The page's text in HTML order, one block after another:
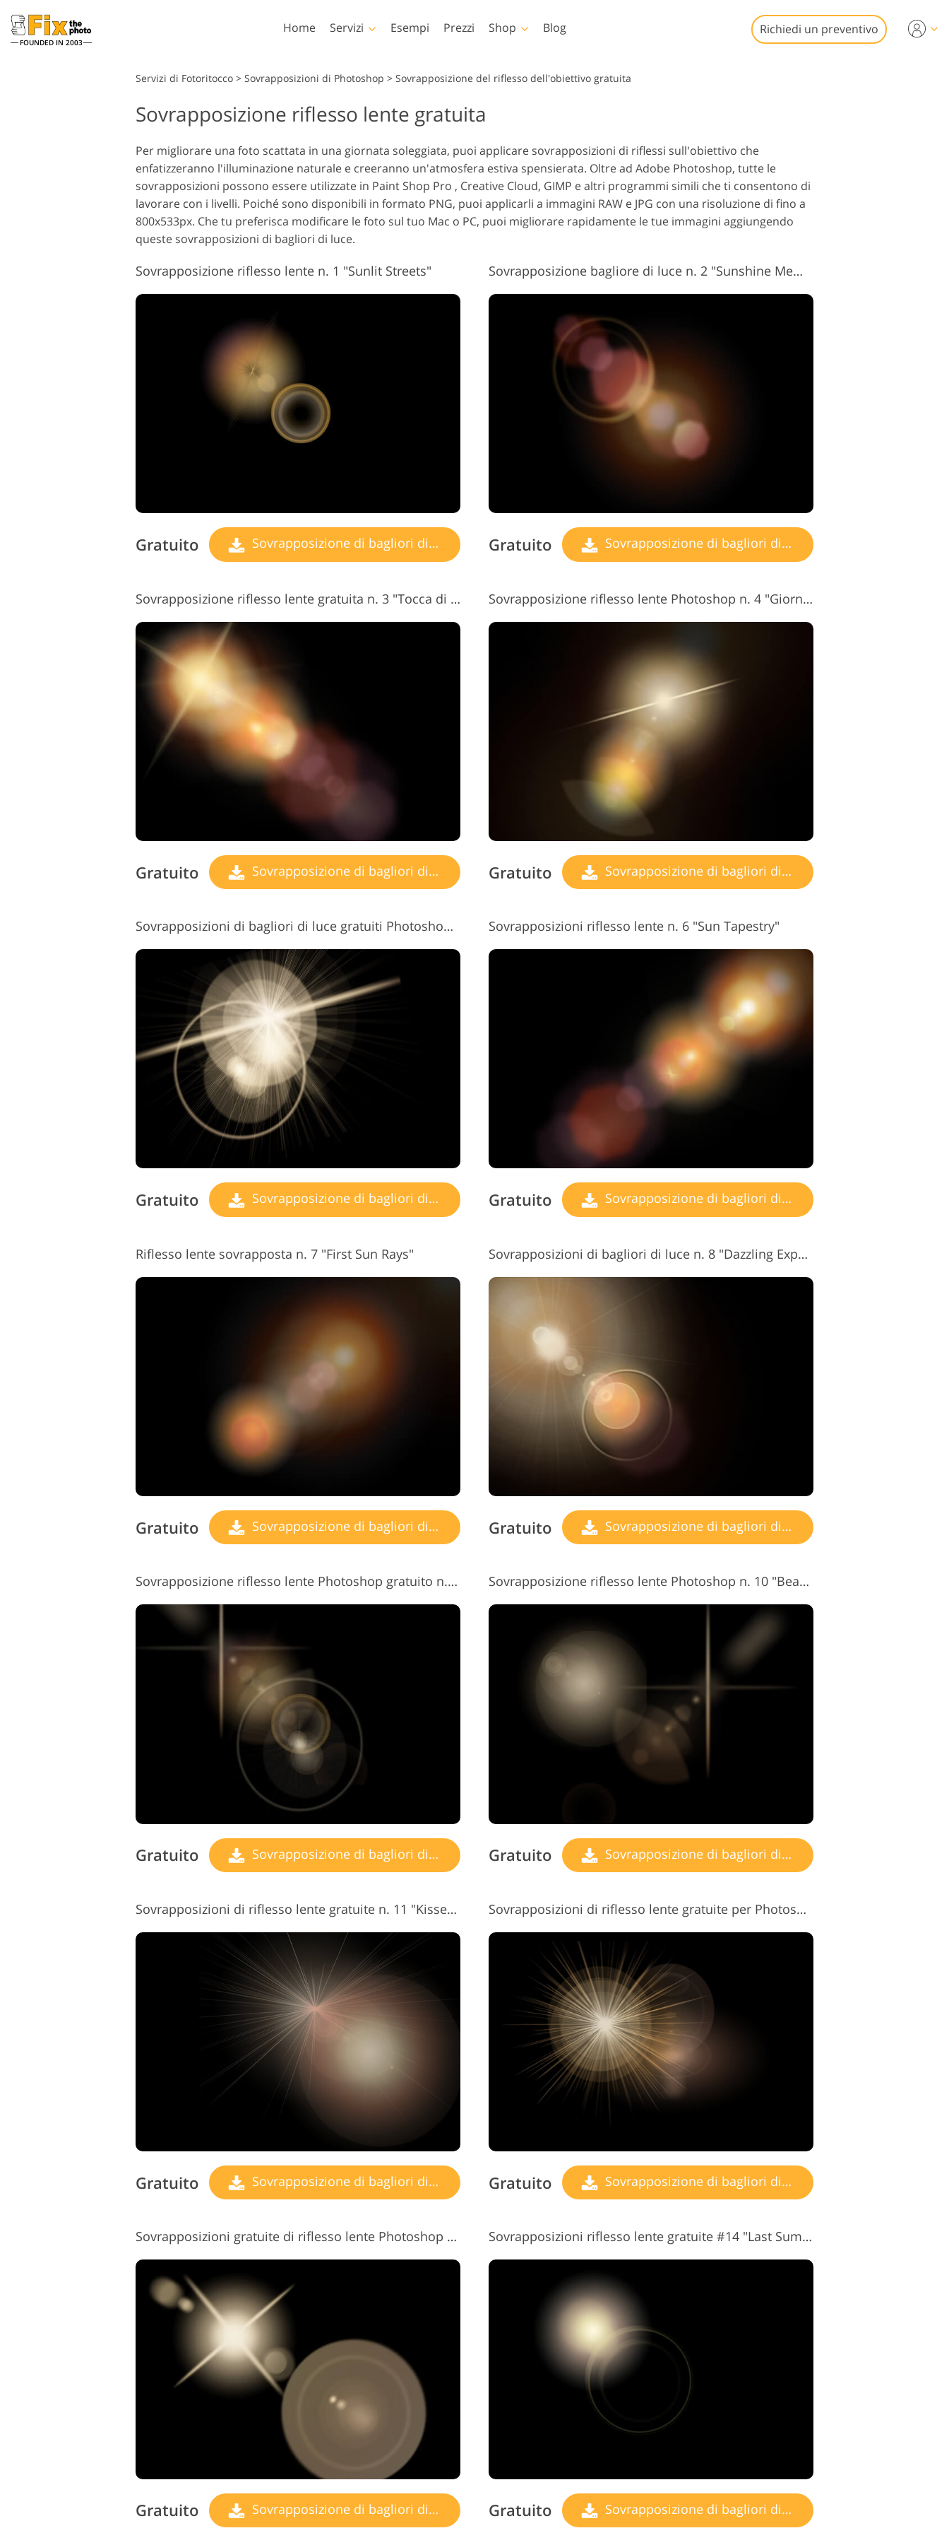
FOUNDED IN 2003
Home Servizi
bambini
immobiliare
Servizi di Fotoritocco per
Matrimoni
Modelli di abbigliamento IA
Servizi di ritocco del
prodotto
Servizi di montaggio video
Esempi Prezzi Shop
Lightroom
Lightroom Presets
Collezioni
Migliori preset di
Lightroom Deal
Collezione mobile
Photoshop
Azioni di Photoshop
Sovrapposizioni di
Photoshop
Texture di Photoshop
Ps Azioni Intere
Collezioni
Sovrapposizioni di
Templates
Modelli
Biglietti di San Valentino
Inviti di nozze
Invito di compleanno per
bambini
Video
Blog Richiedi un preventivo
Servizi di Fotoritocco > Sovrapposizioni di Photoshop > Sovrapposizione del riflesso dell'obiettivo gratuita
Sovrapposizione riflesso lente gratuita
Per migliorare una foto scattata in una giornata soleggiata, puoi applicare sovrapposizioni di riflessi sull'obiettivo che
enfatizzeranno l'illuminazione naturale e creeranno un'atmosfera estiva spensierata. Oltre ad Adobe Photoshop, tutte le
sovrapposizioni possono essere utilizzate in Paint Shop Pro , Creative Cloud, GIMP e altri programmi simili che ti consentono di
lavorare con i livelli. Poiché sono disponibili in formato PNG, puoi applicarli a immagini RAW e JPG con una risoluzione di fino a
800x533px. Che tu preferisca modificare le foto sul tuo Mac o PC, puoi migliorare rapidamente le tue immagini aggiungendo
queste sovrapposizioni di bagliori di luce.
Sovrapposizione riflesso lente n. 1 "Sunlit Streets"
Gratuito Sovrapposizione di bagliori di luce
Sovrapposizione bagliore di luce n. 2 "Sunshine Memories"
Gratuito Sovrapposizione di bagliori di luce
Sovrapposizione riflesso lente gratuita n. 3 "Tocca di Meraviglia"
Gratuito Sovrapposizione di bagliori di luce
Sovrapposizione riflesso lente Photoshop n. 4 "Giorni di Serenità"
Gratuito Sovrapposizione di bagliori di luce
Sovrapposizioni di bagliori di luce gratuiti Photoshop n. 5 "Tranquil Mood"
Gratuito Sovrapposizione di bagliori di luce
Sovrapposizioni riflesso lente n. 6 "Sun Tapestry"
Gratuito Sovrapposizione di bagliori di luce
Riflesso lente sovrapposta n. 7 "First Sun Rays"
Gratuito Sovrapposizione di bagliori di luce
Sovrapposizioni di bagliori di luce n. 8 "Dazzling Experiences"
Gratuito Sovrapposizione di bagliori di luce
Sovrapposizione riflesso lente Photoshop gratuito n. 9 "Luminous Sunbeams"
Gratuito Sovrapposizione di bagliori di luce
Sovrapposizione riflesso lente Photoshop n. 10 "Beautiful Parhelia"
Gratuito Sovrapposizione di bagliori di luce
Sovrapposizioni di riflesso lente gratuite n. 11 "Kissed by Sunlight"
Gratuito Sovrapposizione di bagliori di luce
Sovrapposizioni di riflesso lente gratuite per Photoshop n. 12 "Bright Moments"
Gratuito Sovrapposizione di bagliori di luce
Sovrapposizioni gratuite di riflesso lente Photoshop n. 13 "Blinding Happiness"
Gratuito Sovrapposizione di bagliori di luce
Sovrapposizioni riflesso lente gratuite #14 "Last Summer"
Gratuito Sovrapposizione di bagliori di luce